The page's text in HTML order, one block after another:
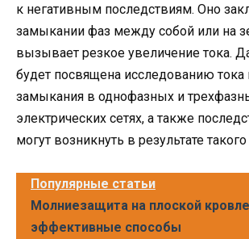
к негативным последствиям. Оно
замыкании фаз между собой или на
вызывает резкое увеличение тока.
будет посвящена исследованию тока
замыкания в однофазных и
электрических сетях, а также
могут возникнуть в результате
Популярные статьи
Молниезащита на плоской
эффективные способы